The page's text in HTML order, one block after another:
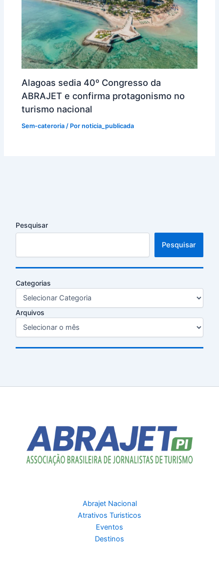
Alagoas sedia 40º Congresso da
ABRAJET e confirma protagonismo no
turismo nacional
Sem-cateroria / Pornoticia_publicada
Pesquisar
Pesquisar
Categorias
Arquivos
Abrajet Nacional
Atrativos Turisticos
Eventos
Destinos